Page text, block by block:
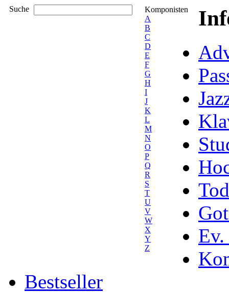
Suche
Komponisten
A
B
C
D
E
F
G
H
I
J
K
L
M
N
O
P
Q
R
S
T
U
V
W
X
Y
Z
Ev.
Bestseller